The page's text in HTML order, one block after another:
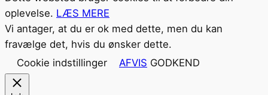
oplevelse. LÆS MERE
Vi antager, at du er ok med dette, men du kan
fravælge det, hvis du ønsker dette.
Cookie indstillinger
AFVIS GODKEND